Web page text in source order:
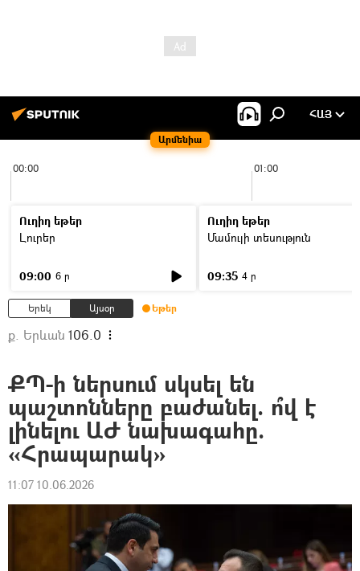
Արմենիա
ՀԱՅ
00:00 01:00
Ուղիղ եթեր
Լուրեր
09:00 6 ր
Ուղիղ եթեր
Մամուլի տեսություն
09:35 4 ր
Երեկ Այսօր Եթեր
ք. Երևան 106.0
ՔՊ-ի ներսում սկսել են
պաշտոնները բաժանել. ո՞վ է
լինելու ԱԺ նախագահը.
«Հրապարակ»
11:07 10.06.2026